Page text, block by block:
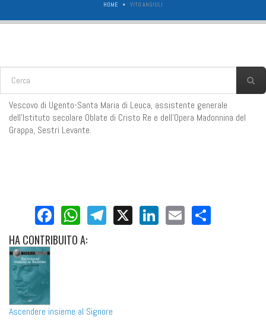
HOME VITO ANGIULI
FORM DI RICERCA
Vescovo di Ugento-Santa Maria di Leuca, assistente generale
dell’Istituto secolare Oblate di Cristo Re e dell’Opera Madonnina del
Grappa, Sestri Levante.
Facebook
WhatsApp
Telegram
X LinkedIn
Email
HACONTRIBUITO A:
Ascendere insieme al Signore